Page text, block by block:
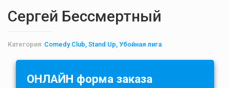
Сергей Бессмертный
Категория: Comedy Club, Stand Up, Убойная лига
ОНЛАЙН форма заказа